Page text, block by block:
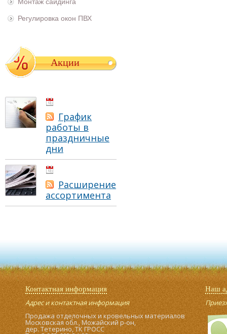
Регулировка окон ПВХ
Акции
График
работы в
праздничные
дни
Расширение
ассортимента
Контактная информация
Адрес и контактная информация
Продажа отделочных и кровельных материалов
Московская обл., Можайский р-он,
дер. Тетерино, ТК ГРОСС
Наш